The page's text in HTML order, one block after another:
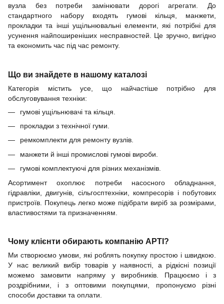
вузла без потреби замінювати дорогі агрегати. До
стандартного набору входять гумові кільця, манжети,
прокладки та інші ущільнювальні елементи, які потрібні для
усунення найпоширеніших несправностей. Це зручно, вигідно
та економить час під час ремонту.
Що ви знайдете в нашому каталозі
Категорія містить усе, що найчастіше потрібно для
обслуговування техніки:
гумові ущільнювачі та кільця.
прокладки з технічної гуми.
ремкомплекти для ремонту вузлів.
манжети й інші промислові гумові вироби.
гумові комплектуючі для різних механізмів.
Асортимент охоплює потреби насосного обладнання,
гідравліки, двигунів, сільгосптехніки, компресорів і побутових
пристроїв. Покупець легко може підібрати виріб за розмірами,
властивостями та призначенням.
Чому клієнти обирають компанію АРТІ?
Ми створюємо умови, які роблять покупку простою і швидкою.
У нас великий вибір товарів у наявності, а рідкісні позиції
можемо замовити напряму у виробників. Працюємо і з
роздрібними, і з оптовими покупцями, пропонуємо різні
способи доставки та оплати.